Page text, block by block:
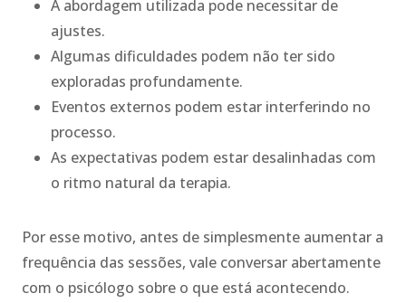
A abordagem utilizada pode necessitar de
ajustes.
Algumas dificuldades podem não ter sido
exploradas profundamente.
Eventos externos podem estar interferindo no
processo.
As expectativas podem estar desalinhadas com
o ritmo natural da terapia.
Por esse motivo, antes de simplesmente aumentar a
frequência das sessões, vale conversar abertamente
com o psicólogo sobre o que está acontecendo.